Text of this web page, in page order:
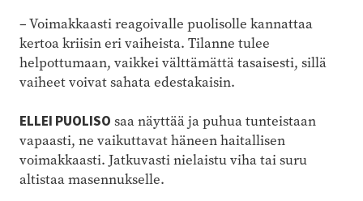
– Voimakkaasti reagoivalle puolisolle kannattaa
kertoa kriisin eri vaiheista. Tilanne tulee
helpottumaan, vaikkei välttämättä tasaisesti, sillä
vaiheet voivat sahata edestakaisin.
ELLEI PUOLISO saa näyttää ja puhua tunteistaan
vapaasti, ne vaikuttavat häneen haitallisen
voimakkaasti. Jatkuvasti nielaistu viha tai suru
altistaa masennukselle.